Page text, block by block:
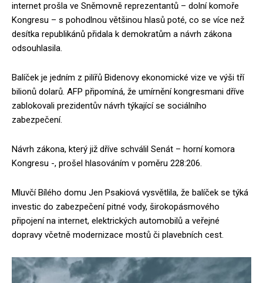
internet prošla ve Sněmovně reprezentantů – dolní komoře
Kongresu – s pohodlnou většinou hlasů poté, co se více než
desítka republikánů přidala k demokratům a návrh zákona
odsouhlasila.
Balíček je jedním z pilířů Bidenovy ekonomické vize ve výši tří
bilionů dolarů. AFP připomíná, že umírnění kongresmani dříve
zablokovali prezidentův návrh týkající se sociálního
zabezpečení.
Návrh zákona, který již dříve schválil Senát – horní komora
Kongresu -, prošel hlasováním v poměru 228:206.
Mluvčí Bílého domu Jen Psakiová vysvětlila, že balíček se týká
investic do zabezpečení pitné vody, širokopásmového
připojení na internet, elektrických automobilů a veřejné
dopravy včetně modernizace mostů či plavebních cest.